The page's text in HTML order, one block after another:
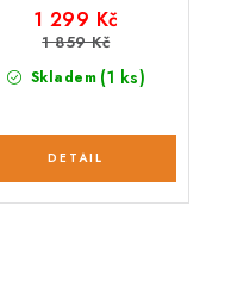
Skladem (1 ks)
1 299 Kč
1 859 Kč